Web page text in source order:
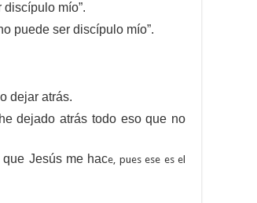
mío”.
puede ser discípulo mío”.
dejar atrás.
dejado atrás todo eso que no
Jesús me hace, pues ese es el